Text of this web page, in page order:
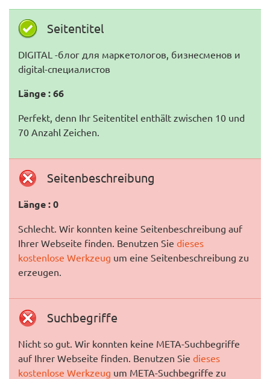
Seitentitel
DIGITAL -блог для маркетологов, бизнесменов и
digital-специалистов
Länge : 66
Perfekt, denn Ihr Seitentitel enthält zwischen 10 und
70 Anzahl Zeichen.
Seitenbeschreibung
Länge : 0
Schlecht. Wir konnten keine Seitenbeschreibung auf
Ihrer Webseite finden. Benutzen Sie dieses
kostenlose Werkzeug um eine Seitenbeschreibung zu
erzeugen.
Suchbegriffe
Nicht so gut. Wir konnten keine META-Suchbegriffe
auf Ihrer Webseite finden. Benutzen Sie dieses
kostenlose Werkzeug um META-Suchbegriffe zu